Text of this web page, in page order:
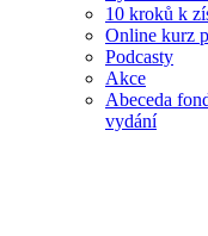
10 kroků k
Online kurz
Podcasty
Akce
Abeceda
vydání